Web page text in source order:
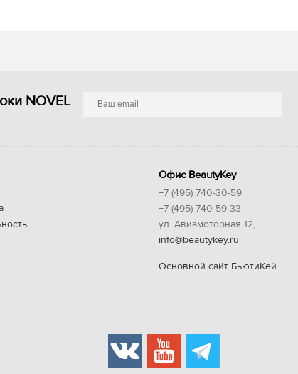
NOVEL
Офис BeautyKey
+7 (495) 740-30-59
+7 (495) 740-59-33
ул. Авиамоторная 12,
info@beautykey.ru
Основной сайт БьютиКей